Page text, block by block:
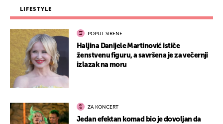
LIFESTYLE
POPUT SIRENE
Haljina Danijele Martinović ističe
ženstvenu figuru, a savršena je za večernji
izlazak na moru
ZA KONCERT
Jedan efektan komad bio je dovoljan da